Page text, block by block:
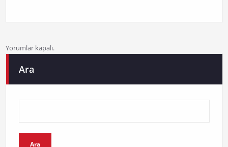
Yorumlar kapalı.
Ara
Ara